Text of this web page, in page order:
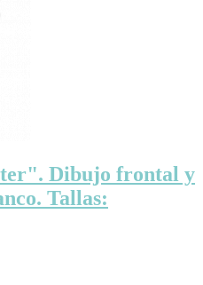
Dibujo frontal y
Tallas: